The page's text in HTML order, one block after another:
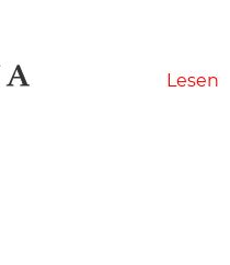
Navigation
Lesen